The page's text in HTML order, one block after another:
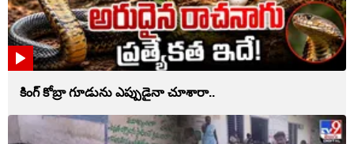
కింగ్ కోబ్రా గూడును ఎప్పుడైనా చూశారా..